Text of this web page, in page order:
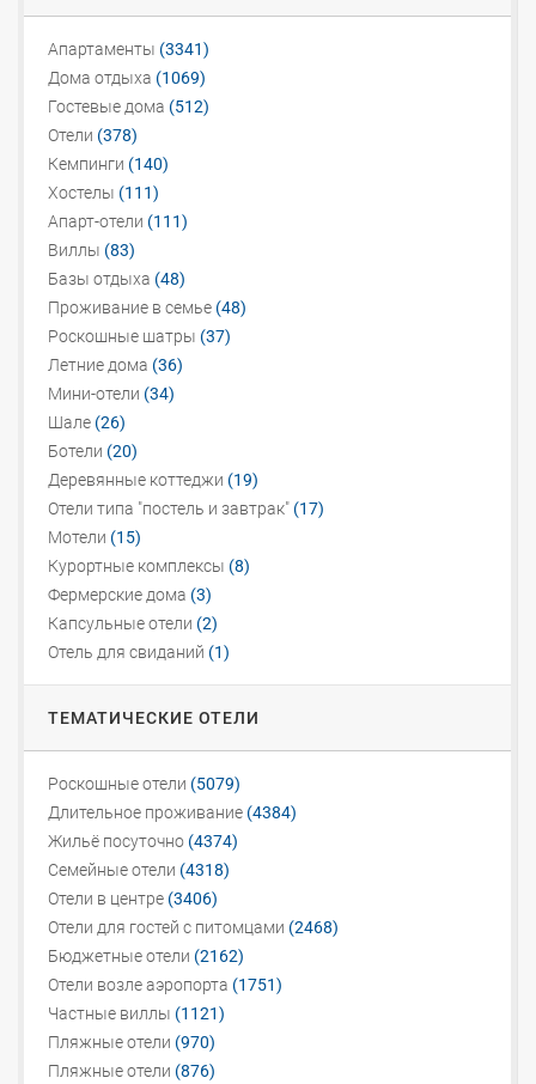
Апартаменты (3341)
Дома отдыха (1069)
Гостевые дома (512)
Отели (378)
Кемпинги (140)
Хостелы (111)
Апарт-отели (111)
Виллы (83)
Базы отдыха (48)
Проживание в семье (48)
Роскошные шатры (37)
Летние дома (36)
Мини-отели (34)
Шале (26)
Ботели (20)
Деревянные коттеджи (19)
Отели типа "постель и завтрак" (17)
Мотели (15)
Курортные комплексы (8)
Фермерские дома (3)
Капсульные отели (2)
Отель для свиданий (1)
ТЕМАТИЧЕСКИЕ ОТЕЛИ
Роскошные отели (5079)
Длительное проживание (4384)
Жильё посуточно (4374)
Семейные отели (4318)
Отели в центре (3406)
Отели для гостей с питомцами (2468)
Бюджетные отели (2162)
Отели возле аэропорта (1751)
Частные виллы (1121)
Пляжные отели (970)
Пляжные отели (876)